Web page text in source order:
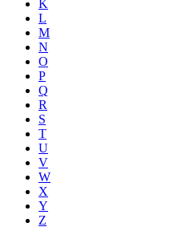
K
L
M
N
O
P
Q
R
S
T
U
V
W
X
Y
Z